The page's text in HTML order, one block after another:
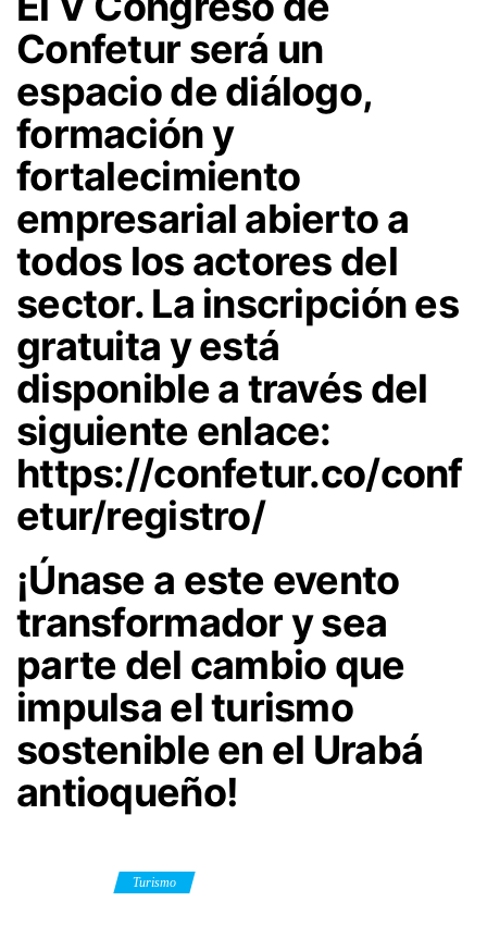
Confetur será un
espacio de diálogo,
formación y
fortalecimiento
empresarial abierto a
todos los actores del
sector. La inscripción es
gratuita y está
disponible a través del
siguiente enlace:
https://confetur.co/conf
etur/registro/
¡Únase a este evento
transformador y sea
parte del cambio que
impulsa el turismo
sostenible en el Urabá
antioqueño!
Turismo